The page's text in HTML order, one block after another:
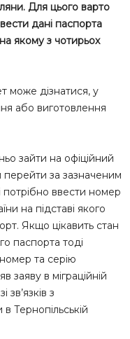
Для цього варто
дані паспорта
якому з чотирьох
може дізнатися, у
або виготовлення
зайти на офіційний
перейти за зазначеним
потрібно ввести номер
на підставі якого
Якщо цікавить стан
паспорта тоді
та серію
заяву в міграційній
зв’язків з
Тернопільській